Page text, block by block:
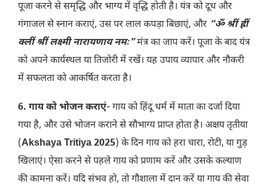
पूजा करने से समृद्धि और भाग्य में वृद्धि होती है। यंत्र को दूध और
गंगाजल से स्नान कराएं, उस पर लाल कपड़ा बिछाएं, और “ॐ श्रीं ह्रीं
क्लीं श्रीं लक्ष्मी नारायणाय नमः”मंत्र का जाप करें। पूजा के बाद यंत्र
को अपने कार्यस्थल या तिजोरी में रखें। यह उपाय व्यापार और नौकरी
में सफलता को आकर्षित करता है।
6. गाय को भोजन कराएं- गाय को हिंदू धर्म में माता का दर्जा दिया
गया है, और उसे भोजन कराने से सौभाग्य प्राप्त होता है। अक्षय तृतीया
(Akshaya Tritiya 2025) के दिन गाय को हरा चारा, रोटी, या गुड़
खिलाएं। ऐसा करने से पहले गाय को प्रणाम करें और उसके कल्याण
की कामना करें। यदि संभव हो, तो गौशाला में दान करें या गाय की सेवा